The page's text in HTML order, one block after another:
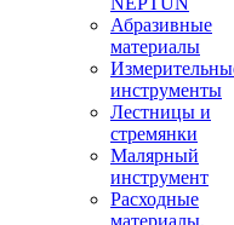
Абразивные
материалы
инструменты
Лестницы и
стремянки
Малярный
инструмент
Расходные